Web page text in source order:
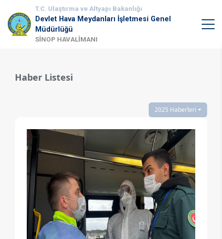
T.C. Ulaştırma ve Altyapı Bakanlığı
Devlet Hava Meydanları İşletmesi Genel
Müdürlüğü
SİNOP HAVALİMANI
Haber Listesi
2025 Haberleri